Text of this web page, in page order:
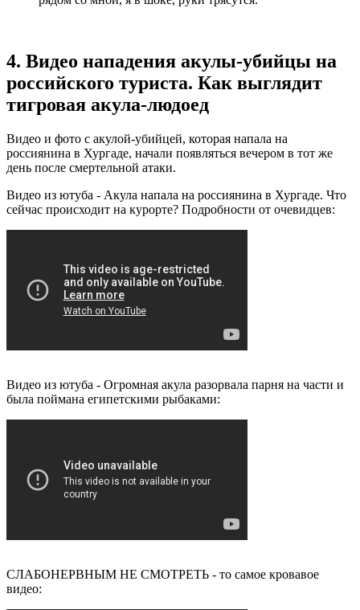
4. Видео нападения акулы-убийцы на
российского туриста. Как выглядит
тигровая акула-людоед
Видео и фото с акулой-убийцей, которая напала на
россиянина в Хургаде, начали появляться вечером в тот же
день после смертельной атаки.
Видео из ютуба - Акула напала на россиянина в Хургаде. Что
сейчас происходит на курорте? Подробности от очевидцев:
Видео из ютуба - Огромная акула разорвала парня на части и
была поймана египетскими рыбаками:
СЛАБОНЕРВНЫМ НЕ СМОТРЕТЬ - то самое кровавое
видео: